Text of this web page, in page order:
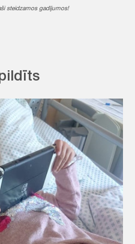
steidzamos gadījumos!